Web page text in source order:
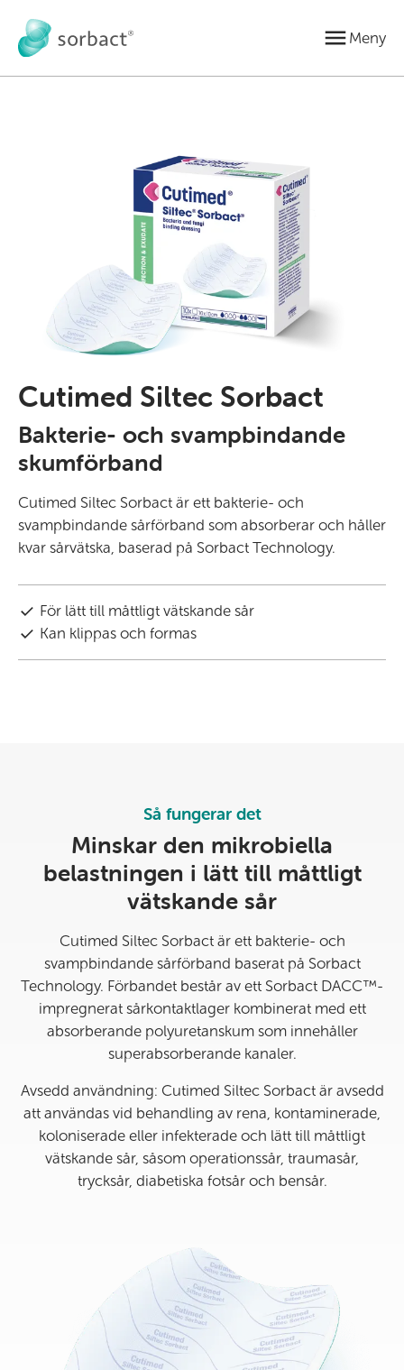
Meny
Cutimed Siltec Sorbact
Bakterie- och svampbindande
skumförband
Cutimed Siltec Sorbact är ett bakterie- och
svampbindande sårförband som absorberar och håller
kvar sårvätska, baserad på Sorbact Technology.
För lätt till måttligt vätskande sår
Kan klippas och formas
Så fungerar det
Minskar den mikrobiella
belastningen i lätt till måttligt
vätskande sår
Cutimed Siltec Sorbact är ett bakterie- och
svampbindande sårförband baserat på Sorbact
Technology. Förbandet består av ett Sorbact DACC™-
impregnerat sårkontaktlager kombinerat med ett
absorberande polyuretanskum som innehåller
superabsorberande kanaler.
Avsedd användning: Cutimed Siltec Sorbact är avsedd
att användas vid behandling av rena, kontaminerade,
koloniserade eller infekterade och lätt till måttligt
vätskande sår, såsom operationssår, traumasår,
trycksår, diabetiska fotsår och bensår.